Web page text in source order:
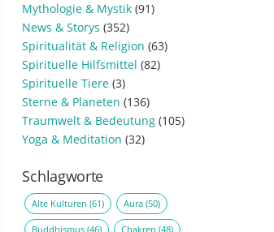
Mythologie & Mystik (91)
News & Storys (352)
Spiritualität & Religion (63)
Spirituelle Hilfsmittel (82)
Spirituelle Tiere (3)
Sterne & Planeten (136)
Traumwelt & Bedeutung (105)
Yoga & Meditation (32)
Schlagworte
Alte Kulturen (61) Aura (50)
Buddhismus (46) Chakren (48)